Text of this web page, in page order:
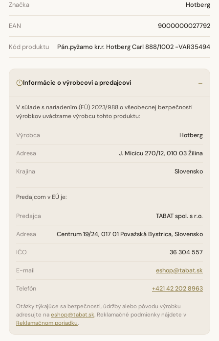
Značka Hotberg
EAN 9000000027792
Kód produktu Pán.pyžamo kr.r. Hotberg Carl 888/1002 -VAR35494
Informácie o výrobcovi a predajcovi
V súlade s nariadením (EÚ) 2023/988 o všeobecnej bezpečnosti
výrobkov uvádzame výrobcu tohto produktu:
Výrobca Hotberg
Adresa J. Micicu 270/12, 010 03 Žilina
Krajina Slovensko
Predajcom v EÚ je:
Predajca TABAT spol. s r.o.
Adresa Centrum 19/24, 017 01 Považská Bystrica, Slovensko
IČO 36 304 557
E-mail eshop@tabat.sk
Telefón +421 42 202 8963
Otázky týkajúce sa bezpečnosti, údržby alebo pôvodu výrobku
adresujte na eshop@tabat.sk. Reklamačné podmienky nájdete v
Reklamačnom poriadku.